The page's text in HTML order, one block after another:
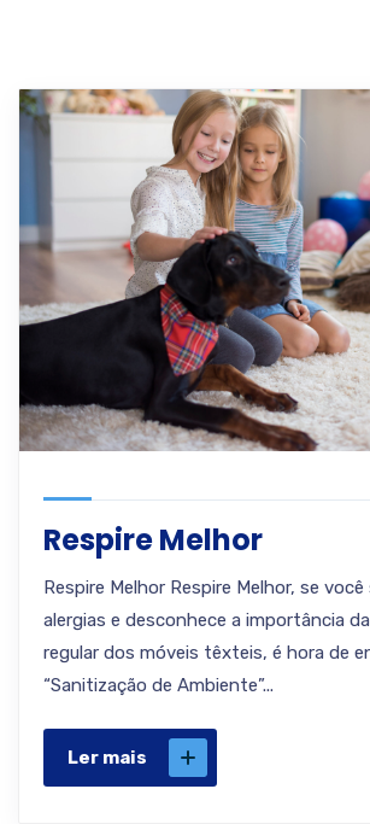
Respire Melhor
Respire Melhor Respire Melhor, se
alergias e desconhece a importância
regular dos móveis têxteis, é hora de
“Sanitização de Ambiente”...
Ler mais